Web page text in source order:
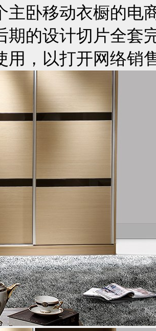
主卧移动衣橱的电
期的设计切片全套
用，以打开网络销